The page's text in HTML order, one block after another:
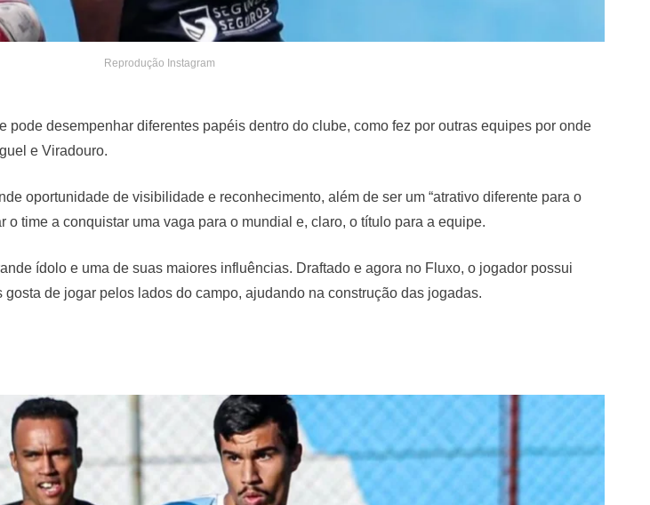
Reprodução Instagram
pode desempenhar diferentes papéis dentro do clube, como fez por outras equipes por onde
e Viradouro.
oportunidade de visibilidade e reconhecimento, além de ser um “atrativo diferente para o
o time a conquistar uma vaga para o mundial e, claro, o título para a equipe.
ídolo e uma de suas maiores influências. Draftado e agora no Fluxo, o jogador possui
de jogar pelos lados do campo, ajudando na construção das jogadas.